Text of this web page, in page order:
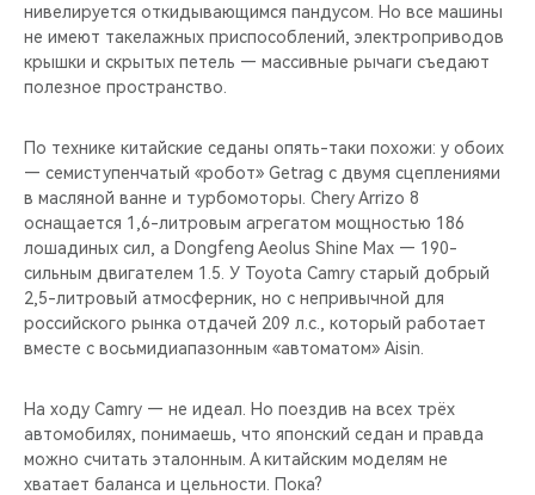
нивелируется откидывающимся пандусом. Но все машины
не имеют такелажных приспособлений, электроприводов
крышки и скрытых петель — массивные рычаги съедают
полезное пространство.
По технике китайские седаны опять-таки похожи: у обоих
— семиступенчатый «робот» Getrag с двумя сцеплениями
в масляной ванне и турбомоторы. Chery Arrizo 8
оснащается 1,6-литровым агрегатом мощностью 186
лошадиных сил, а Dongfeng Aeolus Shine Max — 190-
сильным двигателем 1.5. У Toyota Camry старый добрый
2,5-литровый атмосферник, но с непривычной для
российского рынка отдачей 209 л.с., который работает
вместе с восьмидиапазонным «автоматом» Aisin.
На ходу Camry — не идеал. Но поездив на всех трёх
автомобилях, понимаешь, что японский седан и правда
можно считать эталонным. А китайским моделям не
хватает баланса и цельности. Пока?